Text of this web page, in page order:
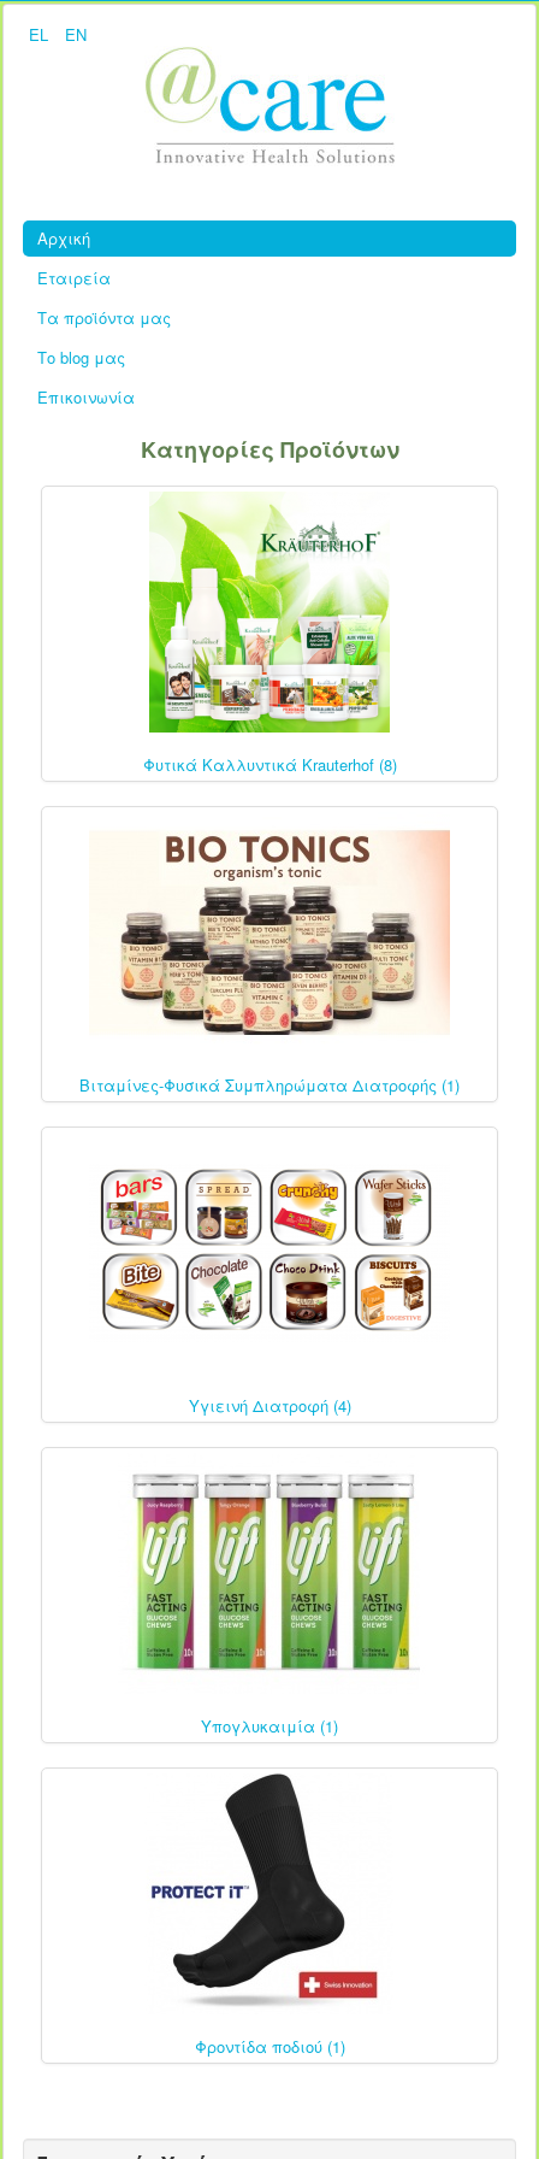
EL EN
Αρχική
Εταιρεία
Τα προϊόντα μας
Το blog μας
Επικοινωνία
Κατηγορίες Προϊόντων
Φυτικά Καλλυντικά Krauterhof (8)
Βιταμίνες-Φυσικά Συμπληρώματα Διατροφής (1)
Υγιεινή Διατροφή (4)
Υπογλυκαιμία (1)
Φροντίδα ποδιού (1)